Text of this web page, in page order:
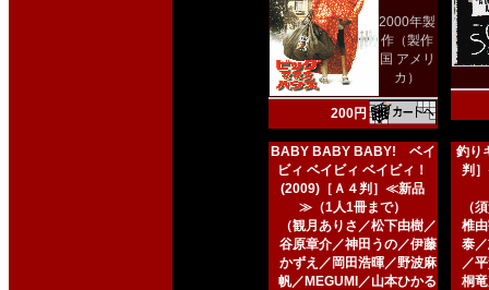
2000年製
作（製作
国 アメリ
カ）
200円
BABY BABY BABY! ベイ
ビィ ベイビィ ベイビィ！
(2009)［Ａ４判］≪新品
≫（1人1冊まで）
（観月ありさ／松下由樹／
谷原章介／神田うの／伊藤
かずえ／岡田浩暉／野波麻
帆／MEGUMI／山本ひかる
釣り
判
（
椎
泰
／
桐